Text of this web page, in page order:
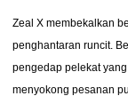
Zeal X membekalkan
penghantaran runcit.
pengedap pelekat
menyokong pesanan